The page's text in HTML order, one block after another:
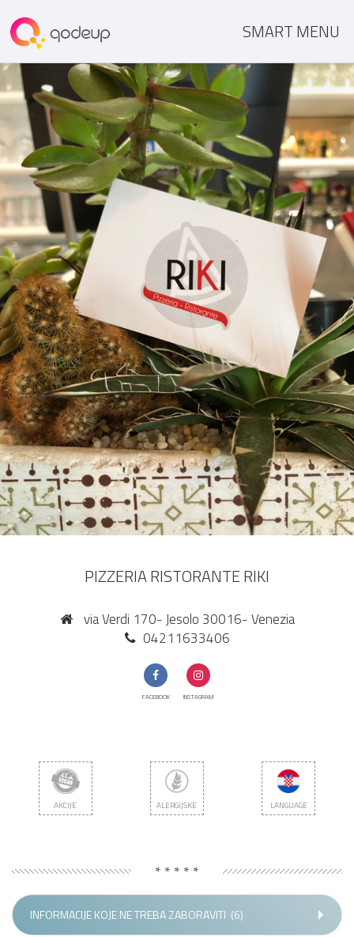
SMART MENU
PIZZERIA RISTORANTE RIKI
via Verdi 170- Jesolo 30016- Venezia
04211633406
FACEBOOK INSTAGRAM
AKCIJE ALERGIJSKE LANGUAGE
* * * * *
INFORMACIJE KOJE NE TREBA ZABORAVITI (6)